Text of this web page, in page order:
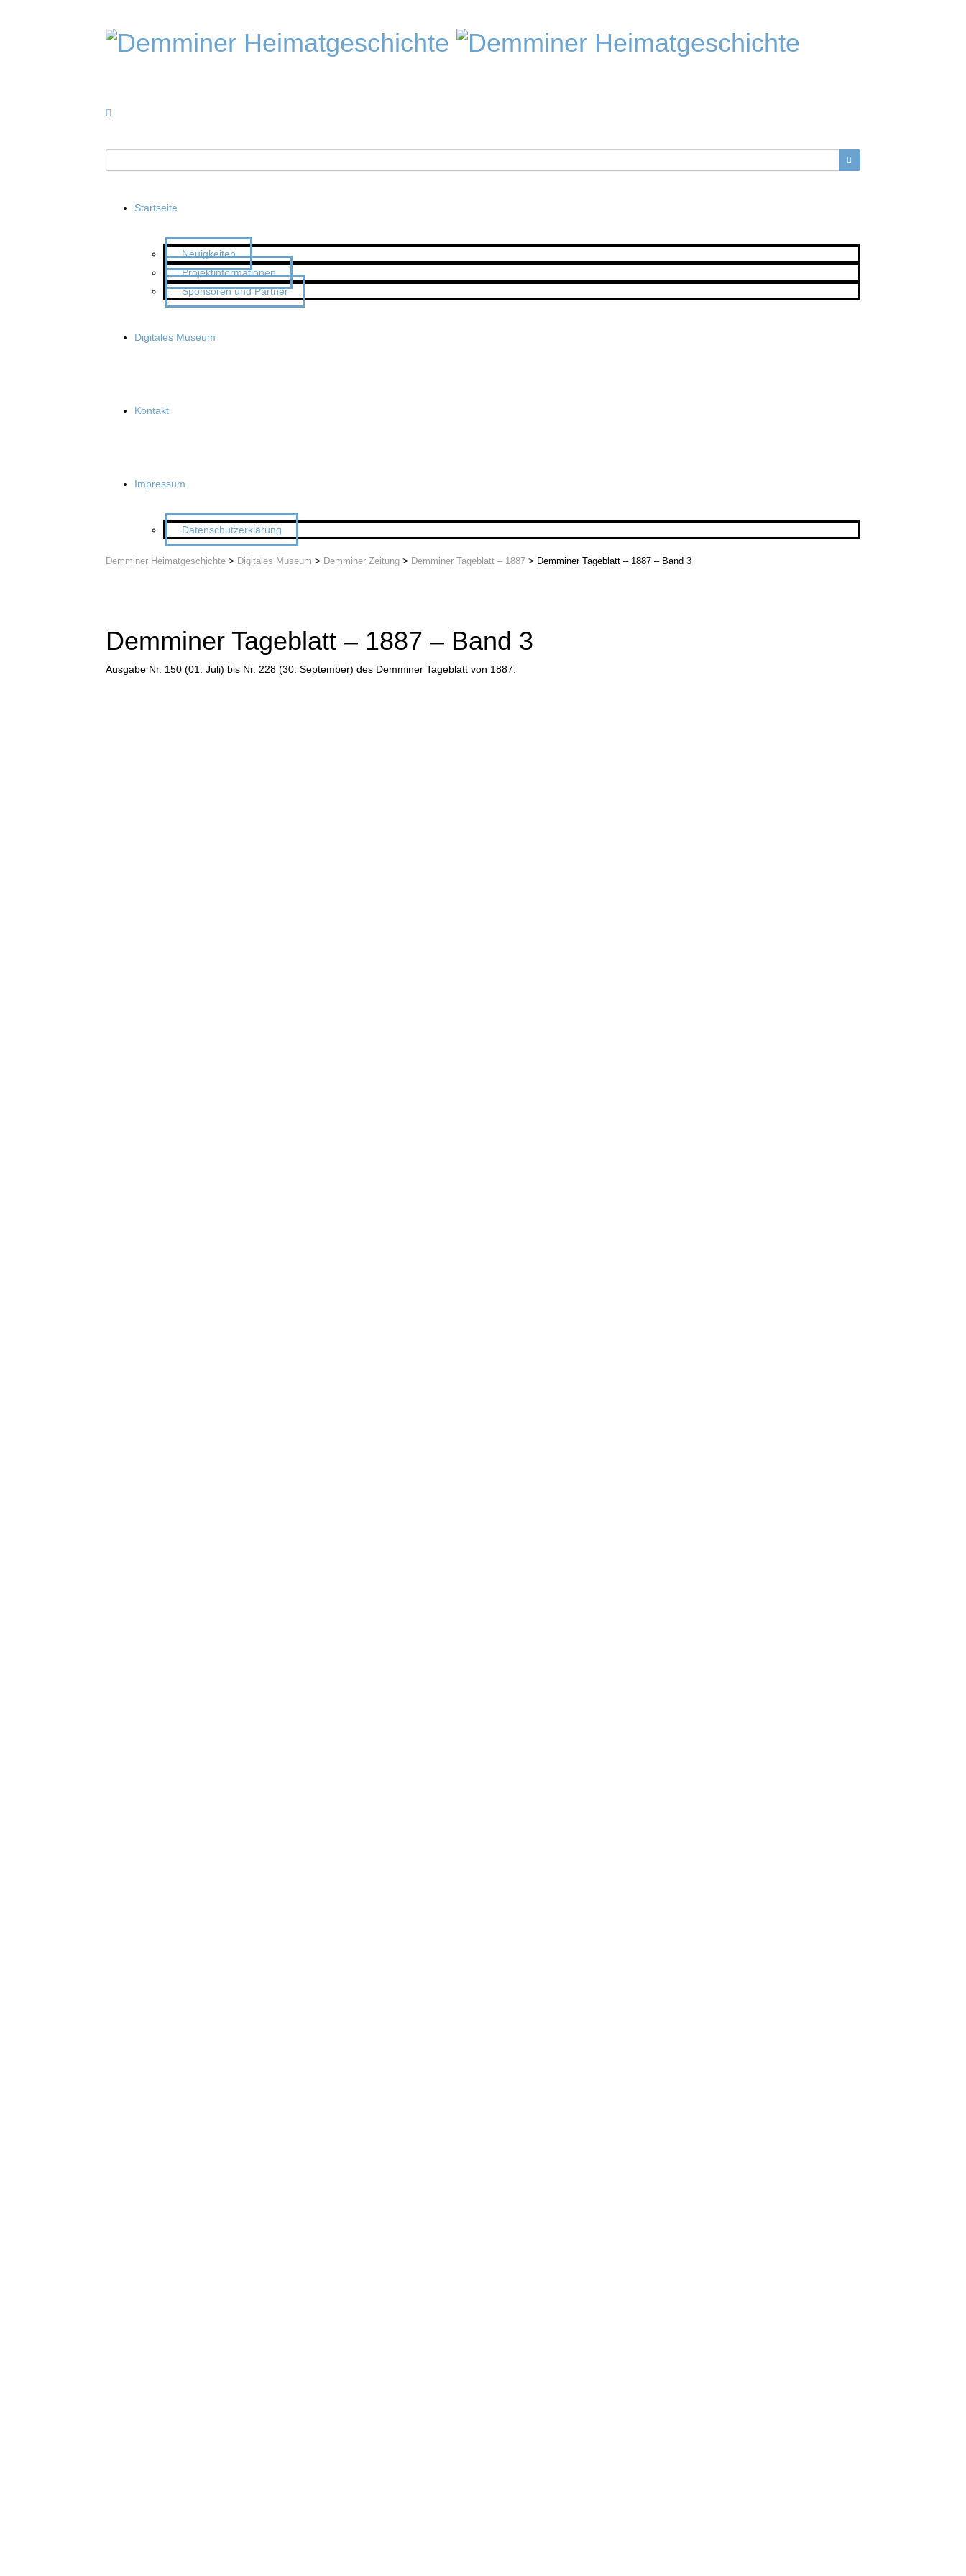
Startseite
Neuigkeiten
Projektinformationen
Sponsoren und Partner
Digitales Museum
Kontakt
Impressum
Datenschutzerklärung
Demminer Heimatgeschichte > Digitales Museum > Demminer Zeitung > Demminer Tageblatt – 1887 > Demminer Tageblatt – 1887 – Band 3
Demminer Tageblatt – 1887 – Band 3
Ausgabe Nr. 150 (01. Juli) bis Nr. 228 (30. September) des Demminer Tageblatt von 1887.